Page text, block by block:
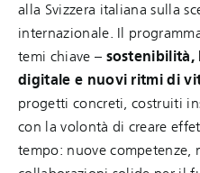
alla Svizzera italiana sulla
internazionale. Il
temi chiave – sostenibilità,
digitale e nuovi ritmi di
progetti concreti, costruiti
con la volontà di creare
tempo: nuove competenze,